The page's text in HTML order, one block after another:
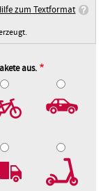
zum Textformat
aus.